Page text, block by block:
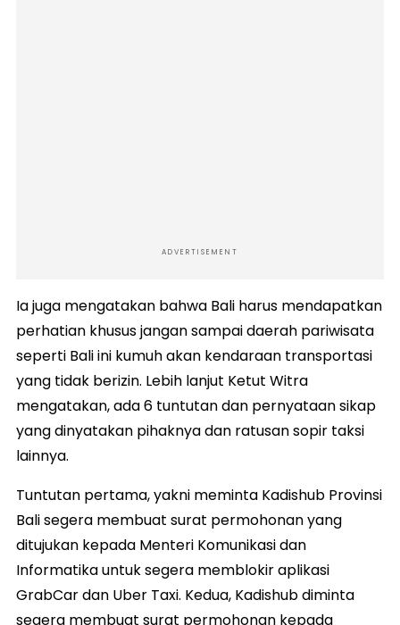
ADVERTISEMENT
Ia juga mengatakan bahwa Bali harus mendapatkan
perhatian khusus jangan sampai daerah pariwisata
seperti Bali ini kumuh akan kendaraan transportasi
yang tidak berizin. Lebih lanjut Ketut Witra
mengatakan, ada 6 tuntutan dan pernyataan sikap
yang dinyatakan pihaknya dan ratusan sopir taksi
lainnya.
Tuntutan pertama, yakni meminta Kadishub Provinsi
Bali segera membuat surat permohonan yang
ditujukan kepada Menteri Komunikasi dan
Informatika untuk segera memblokir aplikasi
GrabCar dan Uber Taxi. Kedua, Kadishub diminta
segera membuat surat permohonan kepada